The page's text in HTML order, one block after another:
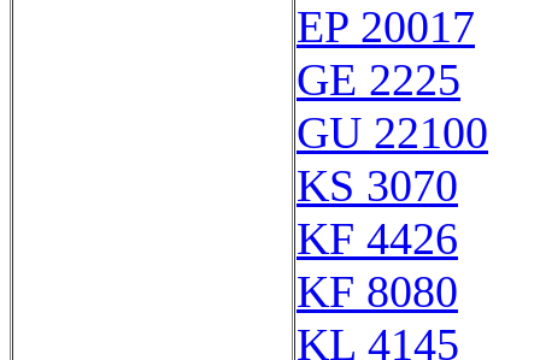
EP 20017
GE 2225
GU 22100
KS 3070
KF 4426
KF 8080
KL 4145